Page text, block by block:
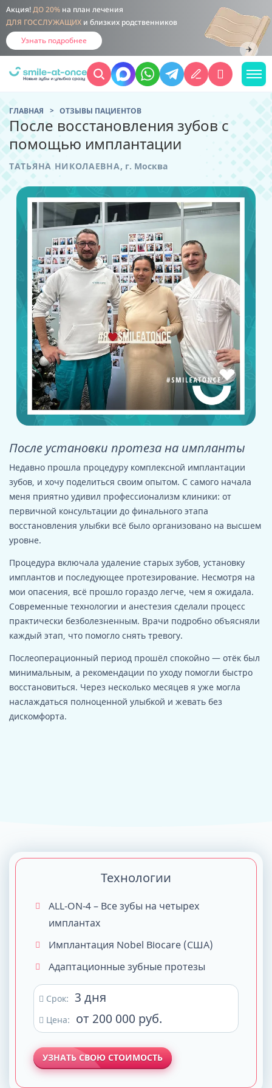
Акция! ДО 20% на план лечения
ДЛЯ ГОССЛУЖАЩИХ и близких родственников
Узнать подробнее
ГЛАВНАЯ ОТЗЫВЫ ПАЦИЕНТОВ
После восстановления зубов с
помощью имплантации
ТАТЬЯНА НИКОЛАЕВНА, г. Москва
После установки протеза на импланты
Недавно прошла процедуру комплексной имплантации
зубов, и хочу поделиться своим опытом. С самого начала
меня приятно удивил профессионализм клиники: от
первичной консультации до финального этапа
восстановления улыбки всё было организовано на высшем
уровне.
Процедура включала удаление старых зубов, установку
имплантов и последующее протезирование. Несмотря на
мои опасения, всё прошло гораздо легче, чем я ожидала.
Современные технологии и анестезия сделали процесс
практически безболезненным. Врачи подробно объясняли
каждый этап, что помогло снять тревогу.
Послеоперационный период прошёл спокойно — отёк был
минимальным, а рекомендации по уходу помогли быстро
восстановиться. Через несколько месяцев я уже могла
наслаждаться полноценной улыбкой и жевать без
дискомфорта.
Технологии
ALL-ON-4 – Все зубы на четырех
имплантах
Имплантация Nobel Biocare (США)
Адаптационные зубные протезы
Срок: 3 дня
Цена: от 200 000 руб.
УЗНАТЬ СВОЮ СТОИМОСТЬ